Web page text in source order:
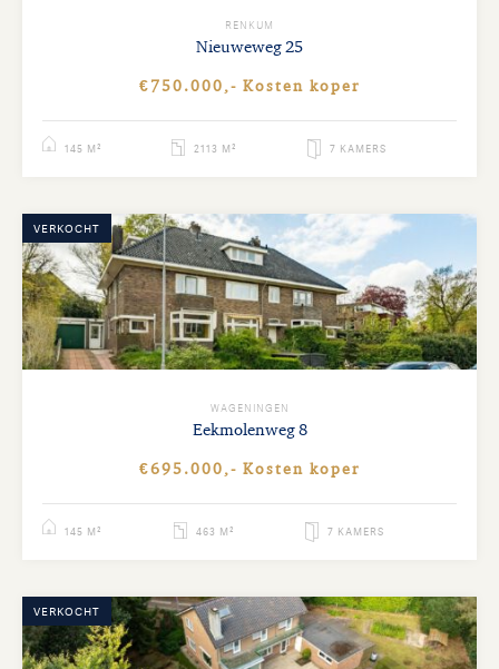
RENKUM
Nieuweweg25
€750.000,- Kosten koper
145 M² 2113 M² 7 KAMERS
VERKOCHT
WAGENINGEN
Eekmolenweg8
€695.000,- Kosten koper
145 M² 463 M² 7 KAMERS
VERKOCHT